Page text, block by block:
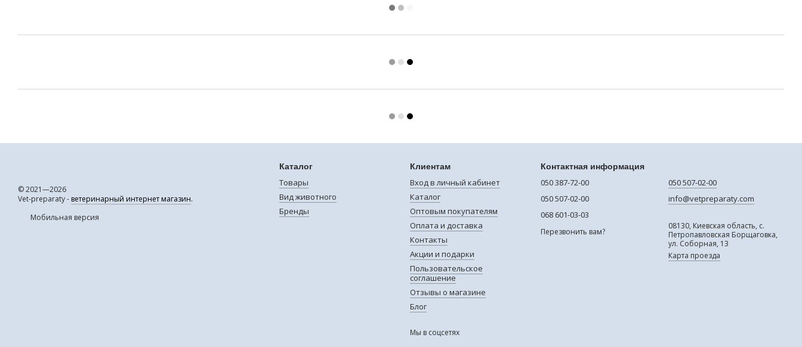
© 2021—2026
Vet-preparaty - ветеринарный интернет магазин.
Мобильная версия
Каталог
Товары
Вид животного
Бренды
Клиентам
Вход в личный кабинет
Каталог
Оптовым покупателям
Оплата и доставка
Контакты
Акции и подарки
Пользовательское
соглашение
Отзывы о магазине
Блог
Мы в соцсетях
Контактная информация
050 387-72-00
050 507-02-00
068 601-03-03
Перезвонить вам?
050 507-02-00
info@vetpreparaty.com
08130, Киевская область, с.
Петропавловская Борщаговка,
ул. Соборная, 13
Карта проезда